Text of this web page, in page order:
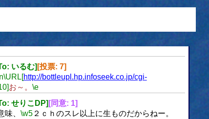
いるむ] [投票: 7]
\URL[http://bottleupl.hp.infoseek.co.jp/cgi-
お～。 \e
せりこDP] [同意: 1]
、 \w5２ｃｈのスレ以上に生ものだからねー。